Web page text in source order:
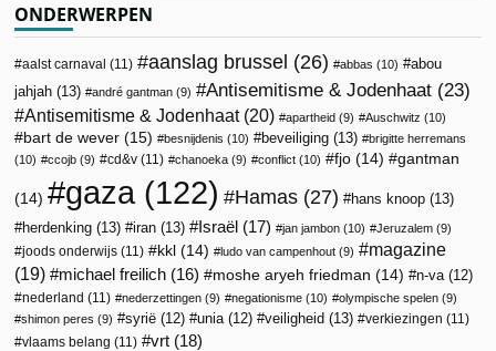
ONDERWERPEN
aalst carnaval (11) aanslag brussel (26) abbas (10)
abou
jahjah (13) andré gantman (9) Antisemitisme & Jodenhaat (23)
Antisemitisme & Jodenhaat(20) apartheid (9) Auschwitz (10)
bart de wever (15) besnijdenis (10) beveiliging (13)
brigitte herremans
(10)
ccojb (9) cd&v (11) chanoeka (9) conflict (10) fjo (14) gantman
(14) gaza (122) Hamas (27) hans knoop (13)
herdenking (13) iran (13) Israël (17) jan jambon (10) Jeruzalem (9)
joods onderwijs (11) kkl (14) ludo van campenhout (9)
magazine
(19)
michael freilich (16) moshe aryeh friedman (14) n-va (12)
nederland (11) nederzettingen (9) negationisme (10) olympische spelen (9)
shimon peres (9) syrië (12) unia (12) veiligheid (13) verkiezingen (11)
vlaams belang (11) vrt (18)